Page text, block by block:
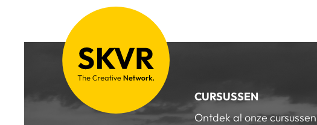
CURSUSSEN
Ontdek al onze cursussen